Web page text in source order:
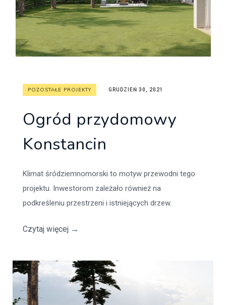
POZOSTAŁE PROJEKTY GRUDZIEŃ 30, 2021
Ogród przydomowy
Konstancin
Klimat śródziemnomorski to motyw przewodni tego
projektu. Inwestorom zależało również na
podkreśleniu przestrzeni i istniejących drzew.
Czytaj więcej →